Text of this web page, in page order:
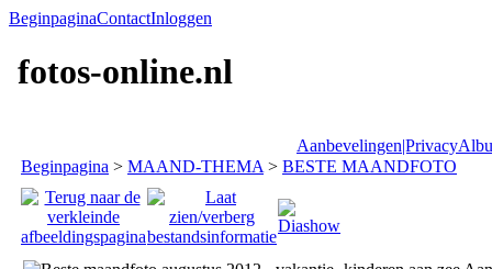
BeginpaginaContactInloggen
fotos-online.nl
Aanbevelingen|Privacy
Beginpagina > MAAND-THEMA > BESTE MAANDFOTO